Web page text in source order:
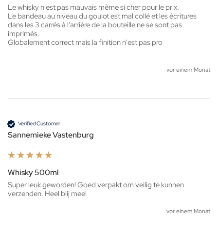
Le whisky n'est pas mauvais même si cher pour le prix.
Le bandeau au niveau du goulot est mal collé et les écritures
dans les 3 carrés à l'arrière de la bouteille ne se sont pas
imprimés.
Globalement correct mais la finition n'est pas pro
vor einem Monat
Verified Customer
Sannemieke Vastenburg
Whisky 500ml
Super leuk geworden! Goed verpakt om veilig te kunnen
verzenden. Heel blij mee!
vor einem Monat